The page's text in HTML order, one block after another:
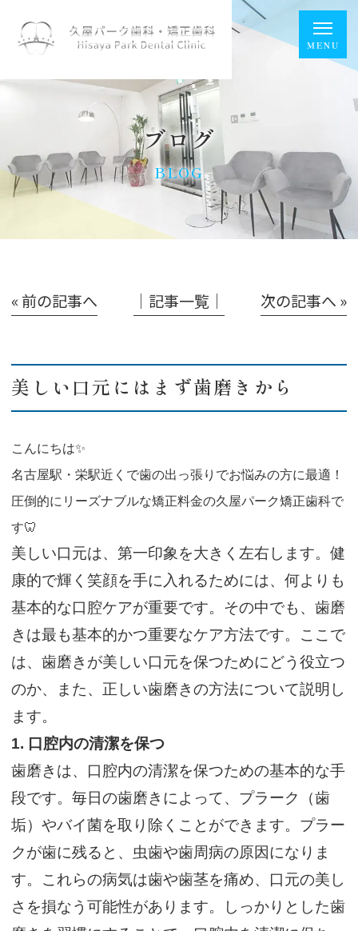
ブログ
BLOG
« 前の記事へ │記事一覧│ 次の記事へ »
美しい口元にはまず歯磨きから
こんにちは✨
名古屋駅・栄駅近くで歯の出っ張りでお悩みの方に最適！
圧倒的にリーズナブルな矯正料金の久屋パーク矯正歯科で
す🦷
美しい口元は、第一印象を大きく左右します。健
康的で輝く笑顔を手に入れるためには、何よりも
基本的な口腔ケアが重要です。その中でも、歯磨
きは最も基本的かつ重要なケア方法です。ここで
は、歯磨きが美しい口元を保つためにどう役立つ
のか、また、正しい歯磨きの方法について説明し
ます。
1. 口腔内の清潔を保つ
歯磨きは、口腔内の清潔を保つための基本的な手
段です。毎日の歯磨きによって、プラーク（歯
垢）やバイ菌を取り除くことができます。プラー
クが歯に残ると、虫歯や歯周病の原因になりま
す。これらの病気は歯や歯茎を痛め、口元の美し
さを損なう可能性があります。しっかりとした歯